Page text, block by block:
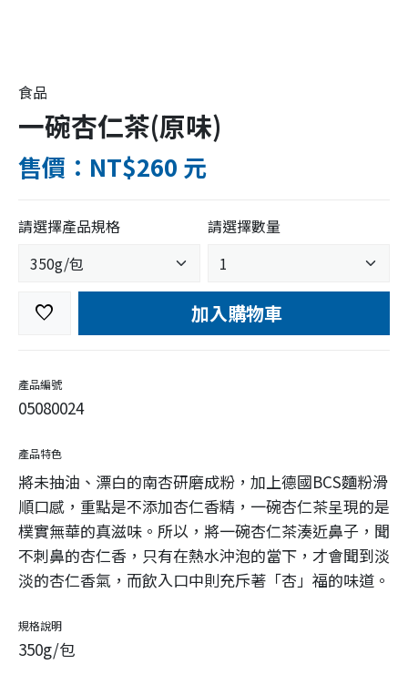
食品
一碗杏仁茶(原味)
售價：NT$260 元
請選擇產品規格 請選擇數量
favorite 加入購物車
產品編號
05080024
產品特色
將未抽油、漂白的南杏研磨成粉，加上德國BCS麵粉滑
順口感，重點是不添加杏仁香精，一碗杏仁茶呈現的是
樸實無華的真滋味。所以，將一碗杏仁茶湊近鼻子，聞
不刺鼻的杏仁香，只有在熱水沖泡的當下，才會聞到淡
淡的杏仁香氣，而飲入口中則充斥著「杏」福的味道。
規格說明
350g/包